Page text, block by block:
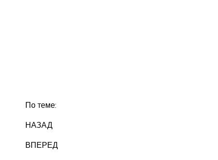
По теме:
НАЗАД
ВПЕРЕД